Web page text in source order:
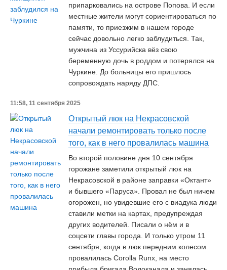
припарковались на острове Попова. И если
местные жители могут сориентироваться по
памяти, то приезжим в нашем городе
сейчас довольно легко заблудиться. Так,
мужчина из Уссурийска вёз свою
беременную дочь в роддом и потерялся на
Чуркине. До больницы его пришлось
сопровождать наряду ДПС.
11:58, 11 сентября 2025
Открытый люк на Некрасовской
начали ремонтировать только после
того, как в него провалилась машина
Во второй половине дня 10 сентября
горожане заметили открытый люк на
Некрасовской в районе заправки «Октант»
и бывшего «Паруса». Провал не был ничем
огорожен, но увидевшие его с виадука люди
ставили метки на картах, предупреждая
других водителей. Писали о нём и в
соцсети главы города. И только утром 11
сентября, когда в люк передним колесом
провалилась Corolla Runx, на место